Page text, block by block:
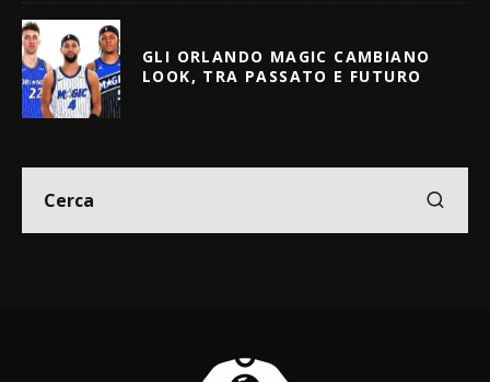
GLI ORLANDO MAGIC CAMBIANO
LOOK, TRA PASSATO E FUTURO